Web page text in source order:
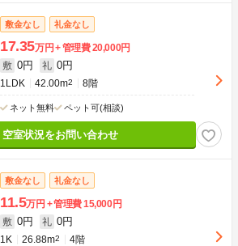
敷金なし 礼金なし
17.35万円 管理費20,000円
敷 0円 礼 0円
1LDK 42.00m2 8階
ネット無料 ペット可(相談)
空室状況をお問い合わせ
敷金なし 礼金なし
11.5万円 管理費15,000円
敷 0円 礼 0円
1K 26.88m2 4階